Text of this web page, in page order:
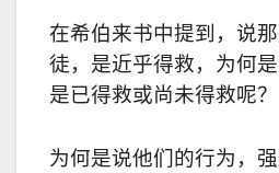
在希伯来书中提到，说
徒，是近乎得救，为何
是已得救或尚未得救呢？
为何是说他们的行为，